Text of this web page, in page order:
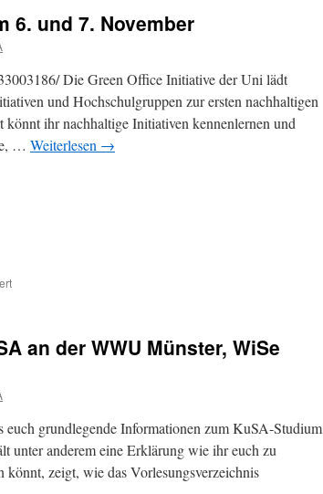
6. und 7. November
Die Green Office Initiative der Uni lädt
und Hochschulgruppen zur ersten nachhaltigen
ihr nachhaltige Initiativen kennenlernen und
… Weiterlesen →
für
Woche
November
an der WWU Münster, WiSe
grundlegende Informationen zum KuSA-Studium
unter anderem eine Erklärung wie ihr euch zu
könnt, zeigt, wie das Vorlesungsverzeichnis